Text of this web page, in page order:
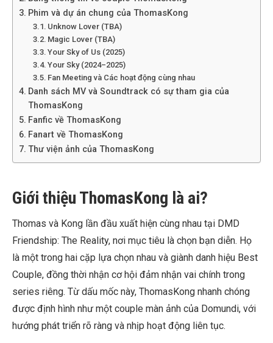
Phim và dự án chung của ThomasKong
Unknow Lover (TBA)
Magic Lover (TBA)
Your Sky of Us (2025)
Your Sky (2024–2025)
Fan Meeting và Các hoạt động cùng nhau
Danh sách MV và Soundtrack có sự tham gia của
ThomasKong
Fanfic về ThomasKong
Fanart về ThomasKong
Thư viện ảnh của ThomasKong
Giới thiệu ThomasKong là ai?
Thomas và Kong lần đầu xuất hiện cùng nhau tại DMD
Friendship: The Reality, nơi mục tiêu là chọn bạn diễn. Họ
là một trong hai cặp lựa chọn nhau và giành danh hiệu Best
Couple, đồng thời nhận cơ hội đảm nhận vai chính trong
series riêng. Từ dấu mốc này, ThomasKong nhanh chóng
được định hình như một couple màn ảnh của Domundi, với
hướng phát triển rõ ràng và nhịp hoạt động liên tục.